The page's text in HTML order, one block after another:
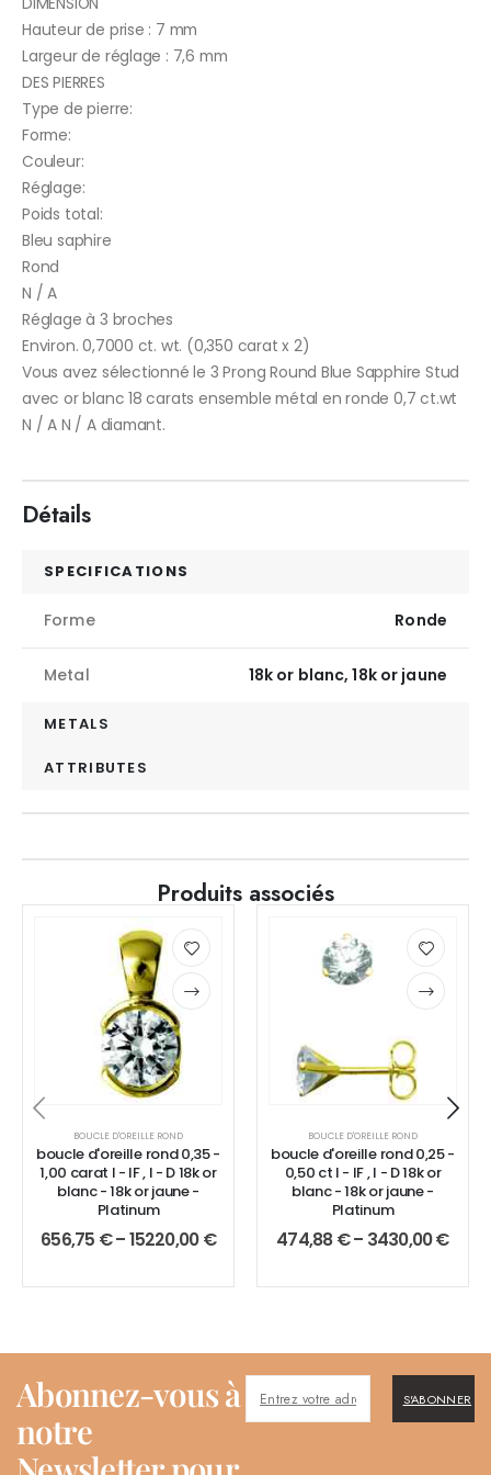
Hauteur de prise : 7 mm
Largeur de réglage : 7,6 mm
DES PIERRES
Type de pierre:
Forme:
Couleur:
Réglage:
Poids total:
Bleu saphire
Rond
N / A
Réglage à 3 broches
Environ. 0,7000 ct. wt. (0,350 carat x 2)
Vous avez sélectionné le 3 Prong Round Blue Sapphire Stud
avec or blanc 18 carats ensemble métal en ronde 0,7 ct.wt
N / A N / A diamant.
Détails
SPECIFICATIONS
Forme Ronde
Metal 18k or blanc, 18k or jaune
METALS
ATTRIBUTES
Produits associés
BOUCLE D'OREILLE ROND
boucle d'oreille rond 0,35 -
1,00 carat I - IF , I - D 18k or
blanc - 18k or jaune -
Platinum
656,75 €–15220,00€
BOUCLE D'OREILLE ROND
boucle d'oreille rond 0,25 -
0,50 ct I - IF , I - D 18k or
blanc - 18k or jaune -
Platinum
474,88€– 3430,00€
Abonnez-vous à
notre
S'ABONNER